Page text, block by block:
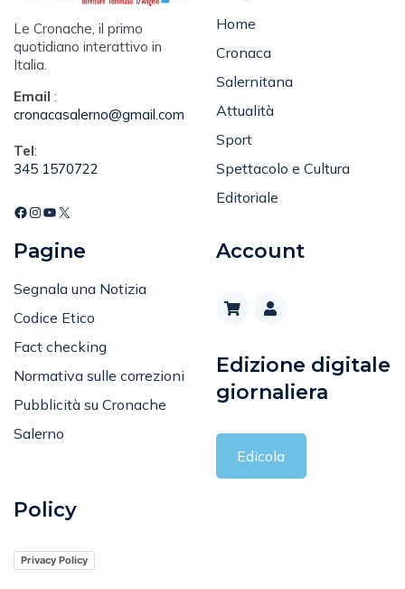
Le Cronache, il primo
quotidiano interattivo in
Italia.
Email :
cronacasalerno@gmail.com
Tel:
345 1570722
Home
Cronaca
Salernitana
Attualità
Sport
Spettacolo e Cultura
Editoriale
Pagine
Segnala una Notizia
Codice Etico
Fact checking
Normativa sulle correzioni
Pubblicità su Cronache
Salerno
Account
Edizione digitale
giornaliera
Edicola
Policy
Privacy Policy